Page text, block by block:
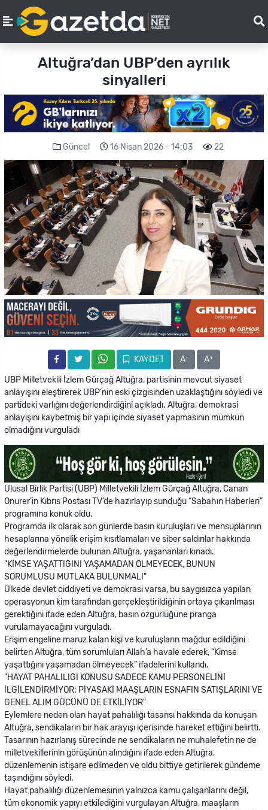
Altuğra’dan UBP’den ayrılık
sinyalleri
Güncel 16 Nisan 2026 - 14:03 22
KAYDET A- A+
UBP Milletvekili İzlem Gürçağ Altuğra, partisinin mevcut siyaset
anlayışını eleştirerek UBP’nin eski çizgisinden uzaklaştığını söyledi ve
partideki varlığını değerlendirdiğini açıkladı. Altuğra, demokrasi
anlayışını kaybetmiş bir yapı içinde siyaset yapmasının mümkün
olmadığını vurguladı
Ulusal Birlik Partisi (UBP) Milletvekili İzlem Gürçağ Altuğra, Canan
Onurer’in Kıbrıs Postası TV’de hazırlayıp sunduğu “Sabahın Haberleri”
programına konuk oldu.
Programda ilk olarak son günlerde basın kuruluşları ve mensuplarının
hesaplarına yönelik erişim kısıtlamaları ve siber saldırılar hakkında
değerlendirmelerde bulunan Altuğra, yaşananları kınadı.
"KİMSE YAŞATTIĞINI YAŞAMADAN ÖLMEYECEK, BUNUN
SORUMLUSU MUTLAKA BULUNMALI"
Ülkede devlet ciddiyeti ve demokrasi varsa, bu saygısızca yapılan
operasyonun kim tarafından gerçekleştirildiğinin ortaya çıkarılması
gerektiğini ifade eden Altuğra, basın özgürlüğüne pranga
vurulamayacağını vurguladı.
Erişim engeline maruz kalan kişi ve kuruluşların mağdur edildiğini
belirten Altuğra, tüm sorumluları Allah’a havale ederek, “Kimse
yaşattığını yaşamadan ölmeyecek” ifadelerini kullandı.
"HAYAT PAHALILIĞI KONUSU SADECE KAMU PERSONELİNİ
İLGİLENDİRMİYOR; PİYASAKİ MAAŞLARIN ESNAFIN SATIŞLARINI VE
GENEL ALIM GÜCÜNÜ DE ETKİLİYOR"
Eylemlere neden olan hayat pahalılığı tasarısı hakkında da konuşan
Altuğra, sendikaların bir hak arayışı içerisinde hareket ettiğini belirtti.
Tasarının hazırlanış sürecinde ne sendikaların ne muhalefetin ne de
milletvekillerinin görüşünün alındığını ifade eden Altuğra,
düzenlemenin istişare edilmeden ve oldu bittiye getirilerek gündeme
taşındığını söyledi.
Hayat pahalılığı düzenlemesinin yalnızca kamu çalışanlarını değil,
tüm ekonomik yapıyı etkilediğini vurgulayan Altuğra, maaşların